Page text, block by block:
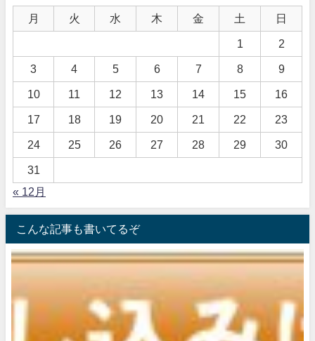
月 火 水 木 金 土 日
1 2
3 4 5 6 7 8 9
10 11 12 13 14 15 16
17 18 19 20 21 22 23
24 25 26 27 28 29 30
31
« 12月
こんな記事も書いてるぞ